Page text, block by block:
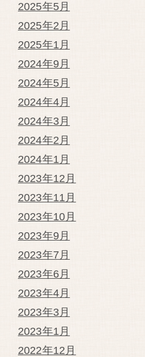
2025年5月
2025年2月
2025年1月
2024年9月
2024年5月
2024年4月
2024年3月
2024年2月
2024年1月
2023年12月
2023年11月
2023年10月
2023年9月
2023年7月
2023年6月
2023年4月
2023年3月
2023年1月
2022年12月